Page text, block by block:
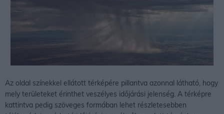
Az oldal színekkel ellátott térképére pillantva azonnal látható, hogy
mely területeket érinthet veszélyes időjárási jelenség. A térképre
kattintva pedig szöveges formában lehet részletesebben